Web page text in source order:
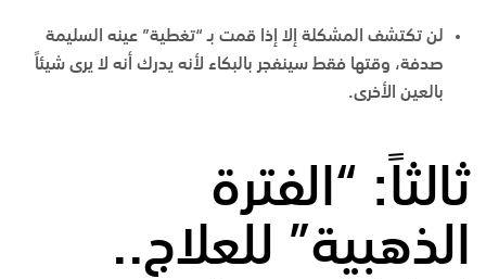
لن تكتشف المشكلة إلا إذا قمت بـ “تغطية” عينه السليمة
صدفة، وقتها فقط سينفجر بالبكاء لأنه يدرك أنه لا يرى شيئاً
بالعين الأخرى.
ثالثاً: “الفترة
الذهبية” للعلاج..